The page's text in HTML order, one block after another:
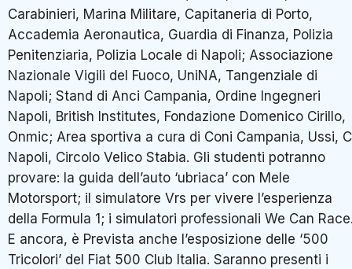
Carabinieri, Marina Militare, Capitaneria di Porto,
Accademia Aeronautica, Guardia di Finanza, Polizia
Penitenziaria, Polizia Locale di Napoli; Associazione
Nazionale Vigili del Fuoco, UniNA, Tangenziale di
Napoli; Stand di Anci Campania, Ordine Ingegneri
Napoli, British Institutes, Fondazione Domenico Cirillo,
Onmic; Area sportiva a cura di Coni Campania, Ussi,
Napoli, Circolo Velico Stabia. Gli studenti potranno
provare: la guida dell’auto ‘ubriaca’ con Mele
Motorsport; il simulatore Vrs per vivere l’esperienza
della Formula 1; i simulatori professionali We Can
E ancora, è Prevista anche l’esposizione delle ‘500
Tricolori’ del Fiat 500 Club Italia. Saranno presenti i